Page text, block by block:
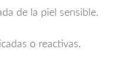
de la piel sensible.
o reactivas.